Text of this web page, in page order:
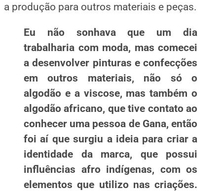
a produção para outros materiais e peças.
Eu não sonhava que um dia
trabalharia com moda, mas comecei
a desenvolver pinturas e confecções
em outros materiais, não só o
algodão e a viscose, mas também o
algodão africano, que tive contato ao
conhecer uma pessoa de Gana, então
foi aí que surgiu a ideia para criar a
identidade da marca, que possui
influências afro indígenas, com os
elementos que utilizo nas criações.